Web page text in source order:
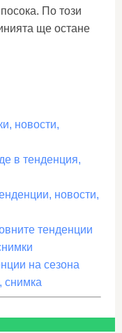
По този
ще остане
новости,
в тенденция,
новости,
тенденции
на сезона
снимка